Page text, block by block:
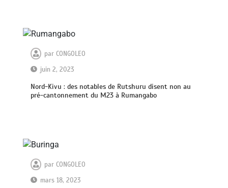
parCONGOLEO
juin 2, 2023
Nord-Kivu : des notables de Rutshuru disent non au
pré-cantonnement du M23 à Rumangabo
parCONGOLEO
mars 18, 2023